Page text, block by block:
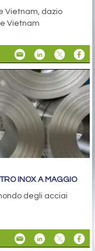
Vietnam, dazio
Vietnam
INOX A MAGGIO
degli acciai